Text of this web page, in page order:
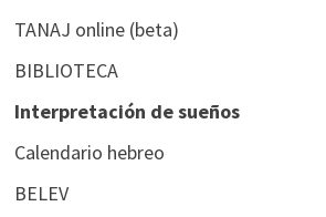
TANAJ online (beta)
BIBLIOTECA
Interpretación de sueños
Calendario hebreo
BELEV